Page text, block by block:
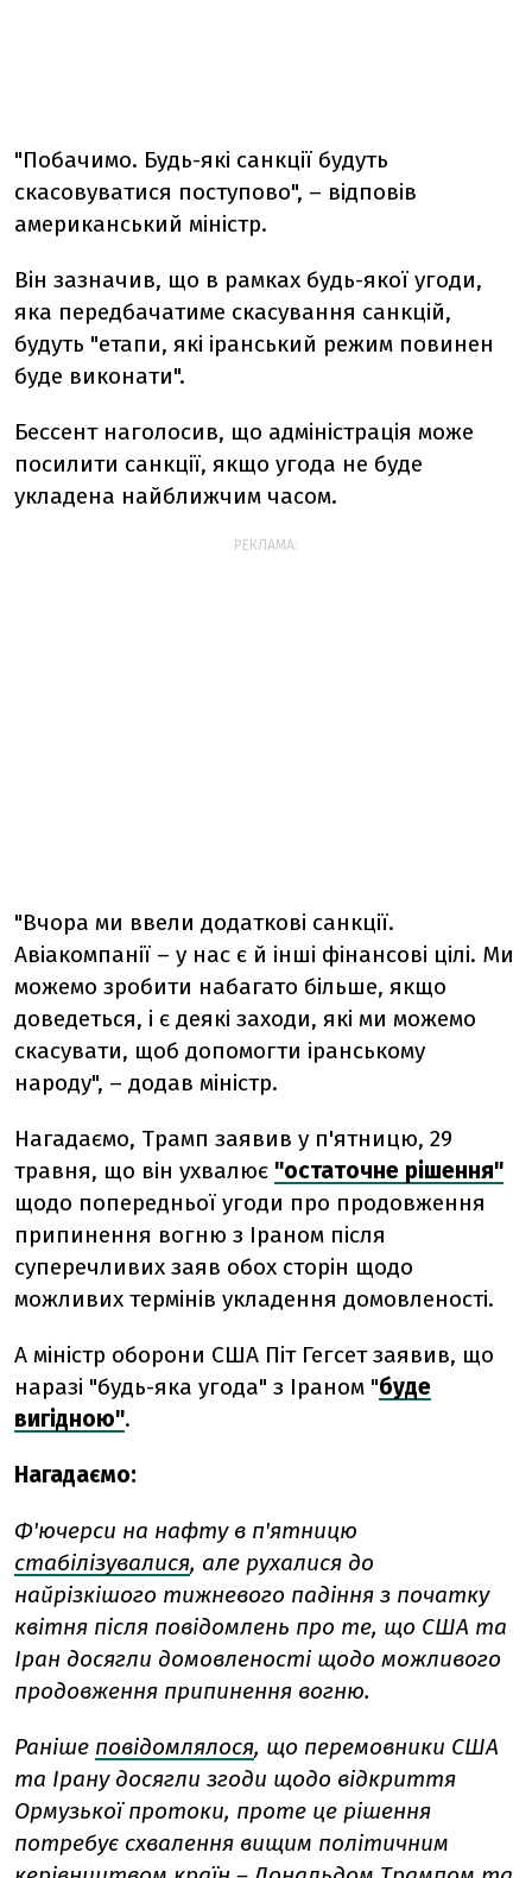
"Побачимо. Будь-які санкції будуть
скасовуватися поступово", – відповів
американський міністр.
Він зазначив, що в рамках будь-якої угоди,
яка передбачатиме скасування санкцій,
будуть "етапи, які іранський режим повинен
буде виконати".
Бессент наголосив, що адміністрація може
посилити санкції, якщо угода не буде
укладена найближчим часом.
РЕКЛАМА:
"Вчора ми ввели додаткові санкції.
Авіакомпанії – у нас є й інші фінансові цілі. Ми
можемо зробити набагато більше, якщо
доведеться, і є деякі заходи, які ми можемо
скасувати, щоб допомогти іранському
народу", – додав міністр.
Нагадаємо, Трамп заявив у п'ятницю, 29
травня, що він ухвалює "остаточне рішення"
щодо попередньої угоди про продовження
припинення вогню з Іраном після
суперечливих заяв обох сторін щодо
можливих термінів укладення домовленості.
А міністр оборони США Піт Гегсет заявив, що
наразі "будь-яка угода" з Іраном "буде
вигідною".
Нагадаємо:
Ф'ючерси на нафту в п'ятницю
стабілізувалися, але рухалися до
найрізкішого тижневого падіння з початку
квітня після повідомлень про те, що США та
Іран досягли домовленості щодо можливого
продовження припинення вогню.
Раніше повідомлялося, що перемовники США
та Ірану досягли згоди щодо відкриття
Ормузької протоки, проте це рішення
потребує схвалення вищим політичним